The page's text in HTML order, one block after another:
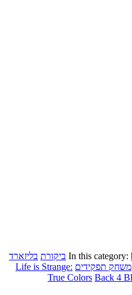
In this category: ביקורת בליזארד
משחק תפקידים Life is Strange:
True Colors Back 4